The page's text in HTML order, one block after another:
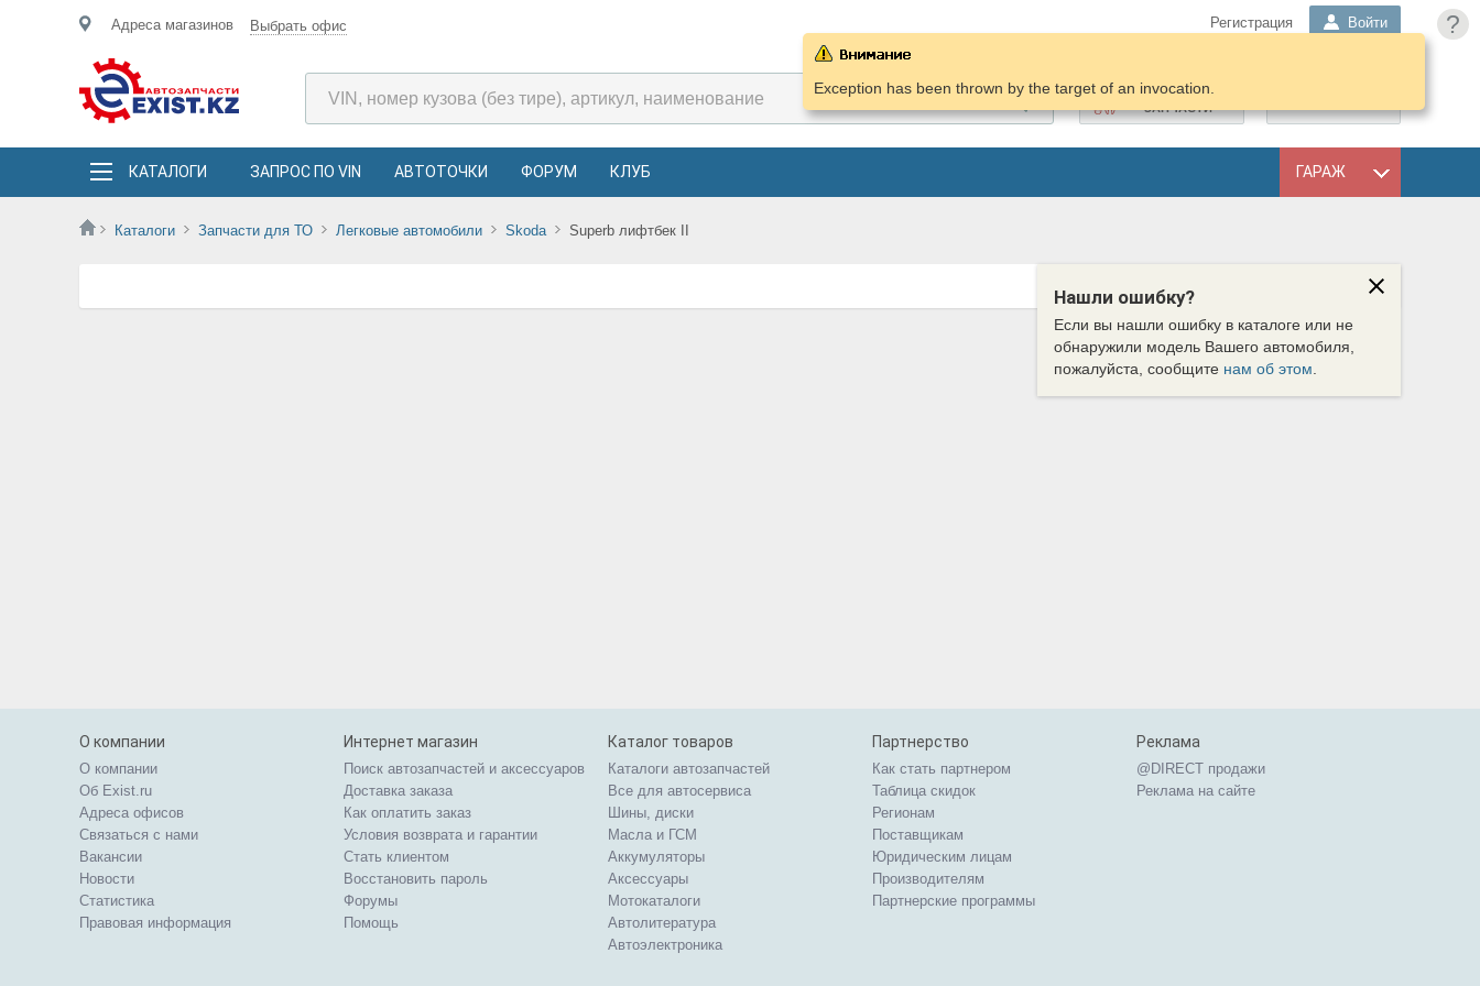
?
Адреса магазинов Выбрать офис Регистрация Войти
ПОДОБРАТЬ
ЗАПЧАСТИ
КАТАЛОГИ ЗАПРОС ПО VIN АВТОТОЧКИ ФОРУМ КЛУБ ГАРАЖ
Каталоги Запчасти для ТО Легковые автомобили Skoda Superb лифтбек II
Exception has been thrown by the target of an invocation.
Нашли ошибку?
Если вы нашли ошибку в каталоге или не
обнаружили модель Вашего автомобиля,
пожалуйста, сообщите нам об этом
О компании
О компании
Об Exist.ru
Адреса офисов
Связаться с нами
Вакансии
Новости
Статистика
Правовая информация
Интернет магазин
Поиск автозапчастей и аксессуаров
Доставка заказа
Как оплатить заказ
Условия возврата и гарантии
Стать клиентом
Восстановить пароль
Форумы
Помощь
Каталог товаров
Каталоги автозапчастей
Все для автосервиса
Шины, диски
Масла и ГСМ
Аккумуляторы
Аксессуары
Мотокаталоги
Автолитература
Автоэлектроника
Партнерство
Как стать партнером
Таблица скидок
Регионам
Поставщикам
Юридическим лицам
Производителям
Партнерские программы
Реклама
@DIRECT продажи
Реклама на сайте